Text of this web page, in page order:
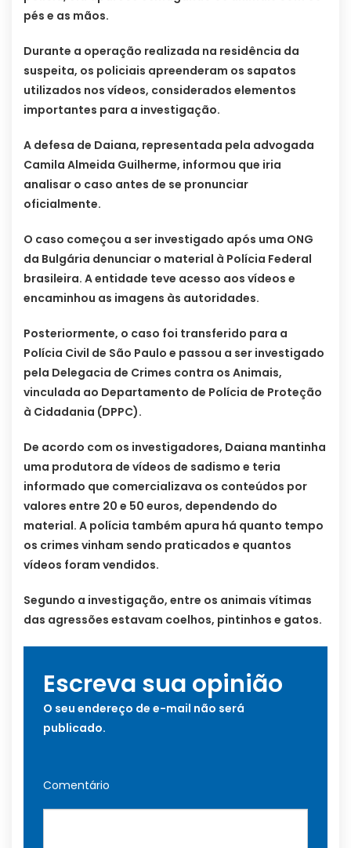
pés e as mãos.
Durante a operação realizada na residência da
suspeita, os policiais apreenderam os sapatos
utilizados nos vídeos, considerados elementos
importantes para a investigação.
A defesa de Daiana, representada pela advogada
Camila Almeida Guilherme, informou que iria
analisar o caso antes de se pronunciar
oficialmente.
O caso começou a ser investigado após uma ONG
da Bulgária denunciar o material à Polícia Federal
brasileira. A entidade teve acesso aos vídeos e
encaminhou as imagens às autoridades.
Posteriormente, o caso foi transferido para a
Polícia Civil de São Paulo e passou a ser investigado
pela Delegacia de Crimes contra os Animais,
vinculada ao Departamento de Polícia de Proteção
à Cidadania (DPPC).
De acordo com os investigadores, Daiana mantinha
uma produtora de vídeos de sadismo e teria
informado que comercializava os conteúdos por
valores entre 20 e 50 euros, dependendo do
material. A polícia também apura há quanto tempo
os crimes vinham sendo praticados e quantos
vídeos foram vendidos.
Segundo a investigação, entre os animais vítimas
das agressões estavam coelhos, pintinhos e gatos.
Escreva sua opinião
O seu endereço de e-mail não será
publicado.
Comentário